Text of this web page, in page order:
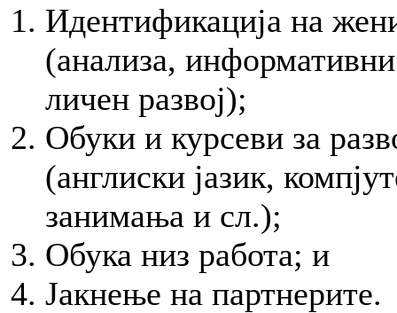
Идентификација на
(анализа,
личен развој);
Обуки и курсеви за
(англиски јазик,
занимања и сл.);
Обука низ работа; и
Јакнење на партнерите.